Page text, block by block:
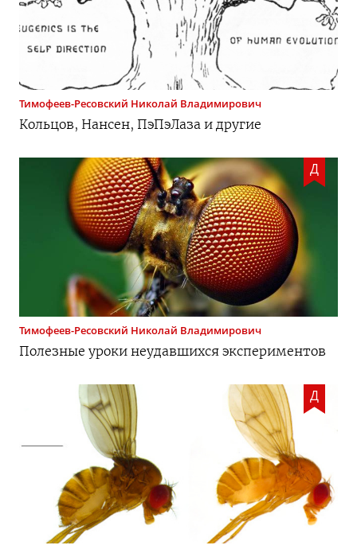
Тимофеев-Ресовский Николай Владимирович
Кольцов, Нансен, ПэПэЛаза и другие
Д
Тимофеев-Ресовский Николай Владимирович
Полезные уроки неудавшихся экспериментов
Д